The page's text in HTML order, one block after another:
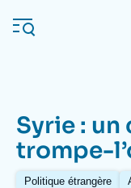
au
contenu
Navigation
principale
L'Ifri
Syrie :
trompe-
Politique étrangère